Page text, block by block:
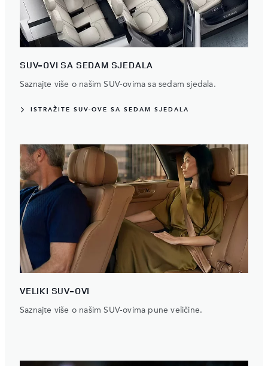
SUV-OVI SA SEDAM SJEDALA
Saznajte više o našim SUV-ovima sa sedam sjedala.
ISTRAŽITE SUV-OVE SA SEDAM SJEDALA
VELIKI SUV-OVI
Saznajte više o našim SUV-ovima pune veličine.